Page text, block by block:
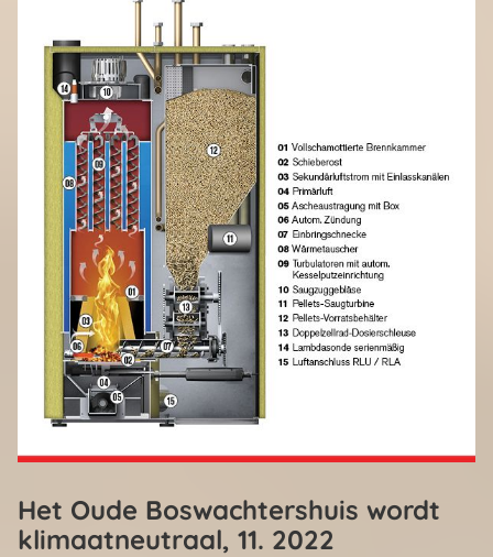
Het Oude Boswachtershuis wordt
klimaatneutraal, 11. 2022